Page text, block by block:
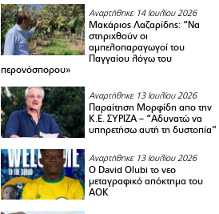
Αναρτήθηκε 14 Ιουλίου 2026
Μακάριος Λαζαρίδης: “Να
στηριχθούν οι
αμπελοπαραγωγοί του
Παγγαίου λόγω του
περονόσπορου»
Αναρτήθηκε 13 Ιουλίου 2026
Παραίτηση Μορφίδη απο την
Κ.Ε. ΣΥΡΙΖΑ – “Αδυνατώ να
υπηρετήσω αυτή τη δυστοπία”
Αναρτήθηκε 13 Ιουλίου 2026
Ο David Olubi το νεο
μεταγραφικό απόκτημα του
ΑΟΚ